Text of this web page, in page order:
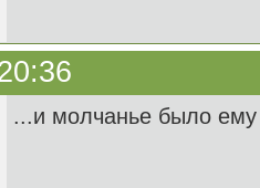
...и молчанье было ему